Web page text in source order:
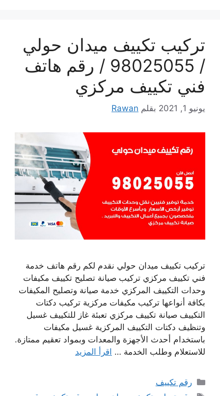
تركيب تكييف ميدان حولي
/ 98025055 / رقم هاتف
فني تكييف مركزي
يونيو 1, 2021 بقلم Rawan
تركيب تكييف ميدان حولي نقدم لكم رقم هاتف خدمة
فني تكييف مركزي تركيب صيانة تصليح تكييف مكيفات
وحدات التكييف المركزي خدمة صيانة وتصليح المكيفات
بكافة أنواعها تركيب مكيفات مركزية تركيب دكتات
التكييف صيانة تكييف مركزي تعبئة غاز للتكييف غسيل
وتنظيف دكتات التكييف المركزية غسيل مكيفات
باستخدام أحدث الأجهزة والمعدات وبمواد تعقيم ممتازة.
للاستعلام وطلب الخدمة … اقرأ المزيد
التصنيفات
رقم تكييف